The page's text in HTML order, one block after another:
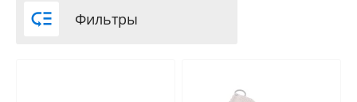
 Фильтры